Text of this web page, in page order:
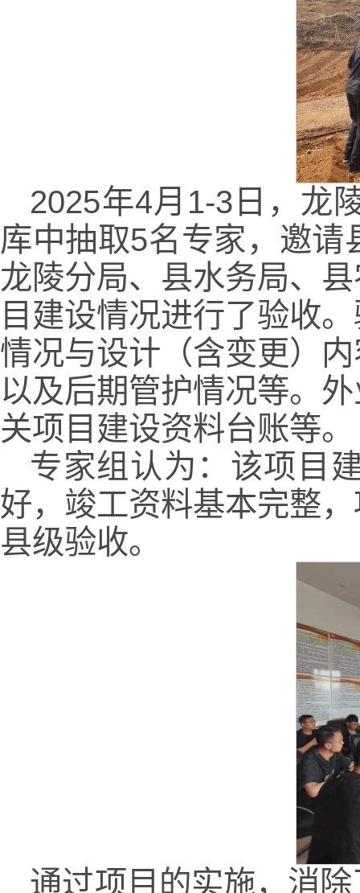
2025年4月1-3日，龙
库中抽取5名专家，邀
龙陵分局、县水务局、
目建设情况进行了验收
情况与设计（含变更）
以及后期管护情况等。
关项目建设资料台账等。
专家组认为：该项目
好，竣工资料基本完整
县级验收。
通过项目的实施，消